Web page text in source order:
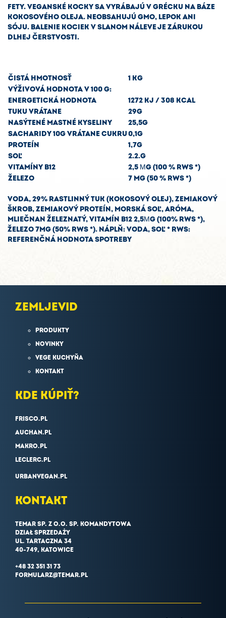
FETY. VEGANSKÉ KOCKY SA VYRÁBAJÚ V GRÉCKU NA BÁZE
KOKOSOVÉHO OLEJA. NEOBSAHUJÚ GMO, LEPOK ANI
SÓJU. BALENIE KOCIEK V SLANOM NÁLEVE JE ZÁRUKOU
DLHEJ ČERSTVOSTI.
ČISTÁ HMOTNOSŤ
1 KG
VÝŽIVOVÁ HODNOTA V 100 G:
ENERGETICKÁ HODNOTA
1272 KJ / 308 KCAL
TUKU VRÁTANE
29G
NASÝTENÉ MASTNÉ KYSELINY
25,5G
SACHARIDY 10G VRÁTANE CUKRU0,1G
PROTEÍN
1,7G
SOĽ
2.2.G
VITAMÍNY B12
2,5 ΜG (100 % RWS *)
ŽELEZO
7 MG (50 % RWS *)
VODA, 29% RASTLINNÝ TUK (KOKOSOVÝ OLEJ), ZEMIAKOVÝ
ŠKROB, ZEMIAKOVÝ PROTEÍN, MORSKÁ SOĽ, ARÓMA,
MLIEČNAN ŽELEZNATÝ, VITAMÍN B12 2,5ΜG (100% RWS *),
ŽELEZO 7MG (50% RWS *). NÁPLŇ: VODA, SOĽ * RWS:
REFERENČNÁ HODNOTA SPOTREBY
ZEMLJEVID
PRODUKTY
NOVINKY
VEGE KUCHYŇA
KONTAKT
KDE KÚPIŤ?
FRISCO.PL
AUCHAN.PL
MAKRO.PL
LECLERC.PL
URBANVEGAN.PL
KONTAKT
TEMAR SP. Z O.O. SP. KOMANDYTOWA
DZIAŁ SPRZEDAŻY
UL. TARTACZNA 34
40-749, KATOWICE
+48 32 351 31 73
FORMULARZ@TEMAR.PL